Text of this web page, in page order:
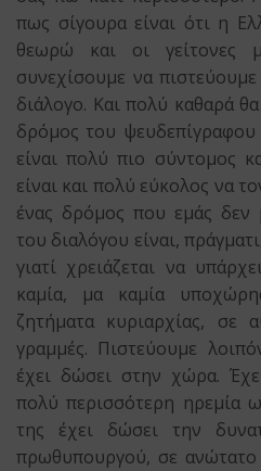
πως σίγουρα είναι ότι η
θεωρώ και οι γείτονες
συνεχίσουμε να
διάλογο. Και πολύ καθαρά
δρόμος του
είναι πολύ πιο σύντομος
είναι και πολύ εύκολος να
ένας δρόμος που εμάς δεν
του διαλόγου είναι,
γιατί χρειάζεται να
καμία, μα καμία
ζητήματα κυριαρχίας, σε
γραμμές. Πιστεύουμε
έχει δώσει στην χώρα.
πολύ περισσότερη ηρεμία
της έχει δώσει την
πρωθυπουργού, σε ανώτατο